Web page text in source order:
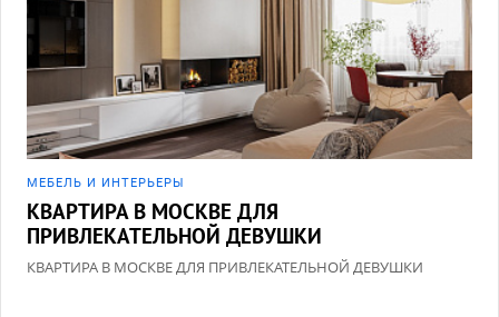
МЕБЕЛЬ И ИНТЕРЬЕРЫ
КВАРТИРА В МОСКВЕ ДЛЯ
ПРИВЛЕКАТЕЛЬНОЙ ДЕВУШКИ
КВАРТИРА В МОСКВЕ ДЛЯ ПРИВЛЕКАТЕЛЬНОЙ ДЕВУШКИ